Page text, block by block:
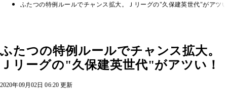
ふたつの特例ルールでチャンス拡大。Ｊリーグの"久保建英世代"がアツ
ふたつの特例ルールでチャンス拡大。
Ｊリーグの"久保建英世代"がアツい！
2020年09月02日 06:20 更新